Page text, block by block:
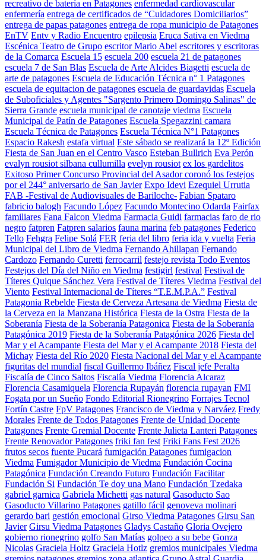
recreativo de batería en Patagones enfermedad cardiovascular
enfermería entrega de certificados de “Cuidadores Domiciliarios”
entrega de papas patagones entrega de ropa municipio de Patagones
EnTV Entv y Radio Encuentro epilepsia Eruca Sativa en Viedma
Escénica Teatro de Grupo escritor Mario Abel escritores y escritoras
de la Comarca Escuela 15 escuela 200 escuela 21 de patagones
escuela 7 de San Blas Escuela de Arte Alcides Biagetti escuela de
arte de patagones Escuela de Educación Técnica n° 1 Patagones
escuela de equitacion de patagones escuela de guardavidas Escuela
de Suboficiales y Agentes "Sargento Primero Domingo Salinas" de
Sierra Grande escuela municipal de canotaje viedma Escuela
Municipal de Patín de Patagones Escuela Spegazzini camara
Escuela Técnica de Patagones Escuela Técnica N°1 Patagones
Espacio Rakesh estafa virtual Este sábado se realizará la 12º Edición
Fiesta de San Juan en el Centro Vasco Esteban Bullrich Eva Perón
evalyn rousiot silbana cullumilla evelyn rousiot ex los gardelitos
Exitoso Primer Concurso Provincial del Asador coronó los festejos
por el 244° aniversario de San Javier Expo Idevi Ezequiel Urrutia
FAB -Festival de Audiovisuales de Bariloche- Fabian Spataro
fabricio balogh Facundo López Facundo Montecino Odarda Fairfax
familiares Fana Falcon Viedma Farmacia Guidi farmacias faro de rio
negro fatpren Fatpren salarios fauna marina feb patagones Federico
Tello Fehgra Felipe Solá FER feria del libro feria ida y vuelta Feria
Municipal del Libro de Viedma Fernando Ahillapan Fernando
Cardozo Fernando Curetti ferrocarril festejo revista Todo Eventos
Festejos del Día del Niño en Viedma festigirl festival Festival de
Títeres Quique Sánchez Vera Festival de Títeres Viedma Festival del
Viento Festival Internacional de Títeres “T.E.M.P.A.” Festival
Patagonia Rebelde Fiesta de Cerveza Artesana de Viedma Fiesta de
la Cerveza en la Manzana Histórica Fiesta de la Ostra Fiesta de la
Soberanía Fiesta de la Soberanía Patagonica Fiesta de la Soberanía
Patagónica 2019 Fiesta de la Soberanía Patagónica 2026 Fiesta del
Mar y el Acampante Fiesta del Mar y el Acampante 2018 Fiesta del
Michay Fiesta del Río 2020 Fiesta Nacional del Mar y el Acampante
figuritas del mundial fiscal Guillermo Ibáñez Fiscal jefe Peralta
Fiscalía de Cinco Saltos Fiscalía Viedma Florencia Alcaraz
Florencia Casamiquela Florencia Rupayán florencia rupayan FMI
Fogata por un Sueño Fondo Editorial Rionegrino Forrajes Tecnol
Fortín Castre FpV Patagones Francisco de Viedma y Narváez Fredy
Morales Frente de Todos Patagones Frente de Unidad Docente
Patagones Frente Gremial Docente Frente Julieta Lanteri Patagones
Frente Renovador Patagones friki fan fest Friki Fans Fest 2026
frutos secos fuente Pucará fumigación Patagones fumigacion
Viedma Fumigador Municipio de Viedma Fundación Cocina
Patagónica Fundación Creando Futuro Fundación Facilitar
Fundación Si Fundación Te doy una Mano Fundación Tzedaka
gabriel garnica Gabriela Michetti gas natural Gasoducto Sao
Gasoducto Villarino Patagones gatillo fácil genoveva molinari
gerardo bari gestión emocional Girso Viedma Patagones Girsu San
Javier Girsu Viedma Patagones Gladys Castaño Gloria Ovejero
gobierno rionegrino golfo San Matías golpeo a su bebe Gonza
Nicolas Graciela Holtz Graciela Hotlz gremios municipales Viedma